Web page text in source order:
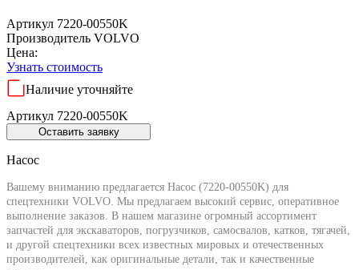
Артикул 7220-00550K
Производитель VOLVO
Цена:
Узнать стоимость
Наличие уточняйте
Артикул 7220-00550K
Оставить заявку
Насос
Вашему вниманию предлагается Насос (7220-00550K) для
спецтехники VOLVO. Мы предлагаем высокий сервис, оперативное
выполнение заказов. В нашем магазине огромный ассортимент
запчастей для экскаваторов, погрузчиков, самосвалов, катков, тягачей,
и другой спецтехники всех известных мировых и отечественных
производителей, как оригинальные детали, так и качественные